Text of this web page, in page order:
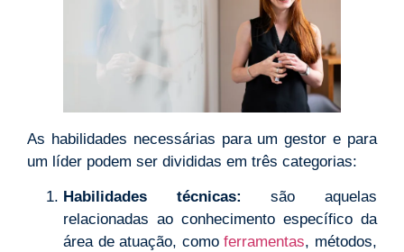
As habilidades necessárias para um gestor e para
um líder podem ser divididas em três categorias:
Habilidades técnicas: são aquelas
relacionadas ao conhecimento específico da
área de atuação, comoferramentas, métodos,